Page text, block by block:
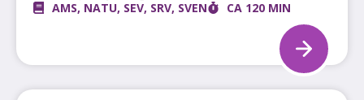
AMS, NATU, SEV, SRV, SVEN CA 120 MIN